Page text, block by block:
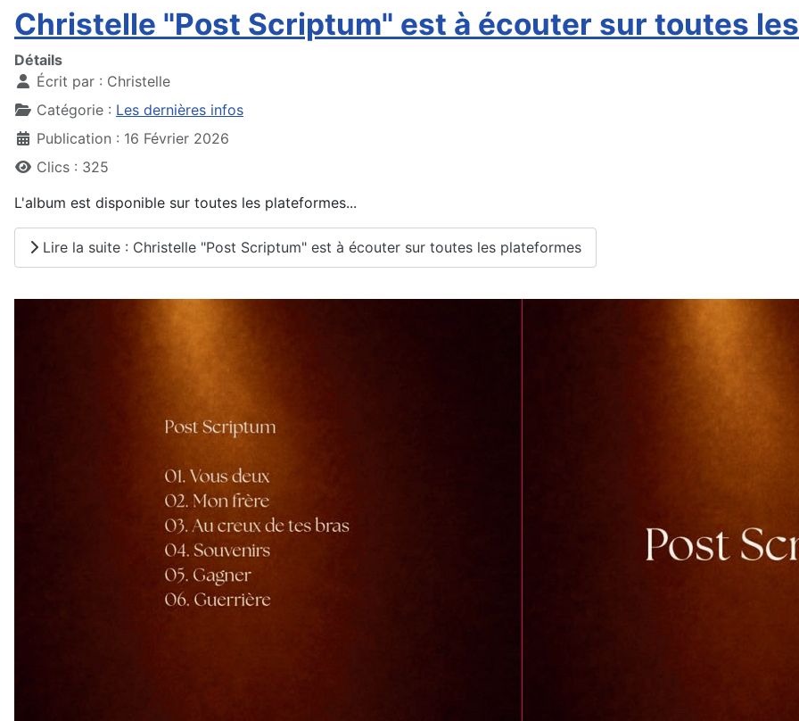
Christelle "Post Scriptum" est à écouter sur toutes
Détails
Écrit par : Christelle
Catégorie : Les dernières infos
Publication : 16 Février 2026
Clics : 325
L'album est disponible sur toutes les plateformes...
Lire la suite : Christelle "Post Scriptum" est à écouter sur toutes les plateformes